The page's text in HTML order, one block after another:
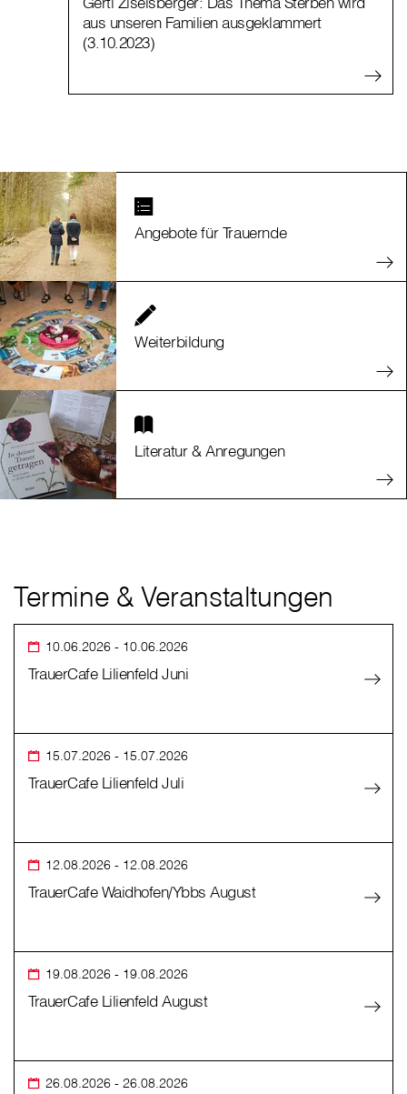
aus unseren Familien ausgeklammert
(3.10.2023)
Angebote für Trauernde
Weiterbildung
Literatur & Anregungen
Termine & Veranstaltungen
10.06.2026 - 10.06.2026
TrauerCafe Lilienfeld Juni
15.07.2026 - 15.07.2026
TrauerCafe Lilienfeld Juli
12.08.2026 - 12.08.2026
TrauerCafe Waidhofen/Ybbs August
19.08.2026 - 19.08.2026
TrauerCafe Lilienfeld August
26.08.2026 - 26.08.2026